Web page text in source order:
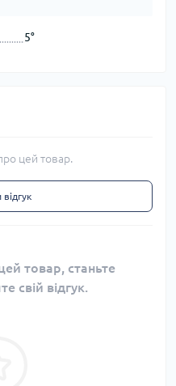
5°
цей товар.
товар, станьте
свій відгук.